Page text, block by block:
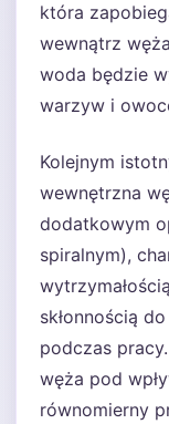
która
wewnątrz
woda będzie
warzyw i
Kolejnym
wewnętrzna
dodatkowym
spiralnym),
skłonnością
podczas
węża pod
równomierny